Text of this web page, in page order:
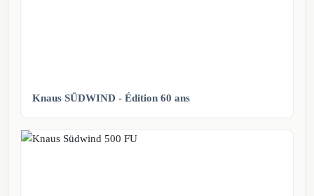
Knaus SÜDWIND - Édition 60 ans